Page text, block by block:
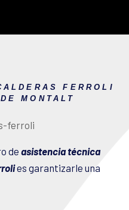
FERROLI
MONTALT
de asistencia técnica
es garantizarle una